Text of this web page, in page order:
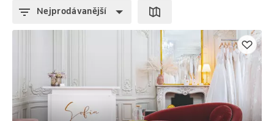
Nejprodávanější